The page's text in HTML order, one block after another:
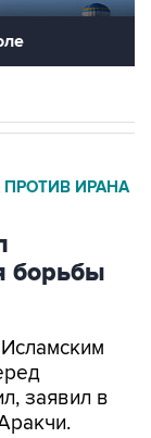
ИРАНА
борьбы
заявил в